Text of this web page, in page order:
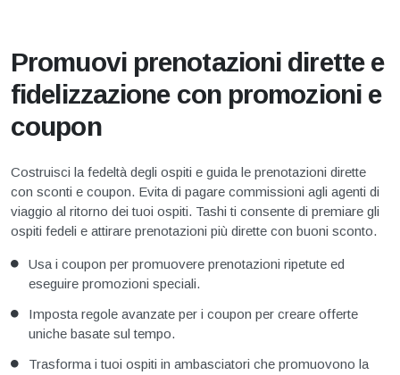
Promuovi prenotazioni dirette e
fidelizzazione con promozioni e
coupon
Costruisci la fedeltà degli ospiti e guida le prenotazioni dirette
con sconti e coupon. Evita di pagare commissioni agli agenti di
viaggio al ritorno dei tuoi ospiti. Tashi ti consente di premiare gli
ospiti fedeli e attirare prenotazioni più dirette con buoni sconto.
Usa i coupon per promuovere prenotazioni ripetute ed
eseguire promozioni speciali.
Imposta regole avanzate per i coupon per creare offerte
uniche basate sul tempo.
Trasforma i tuoi ospiti in ambasciatori che promuovono la